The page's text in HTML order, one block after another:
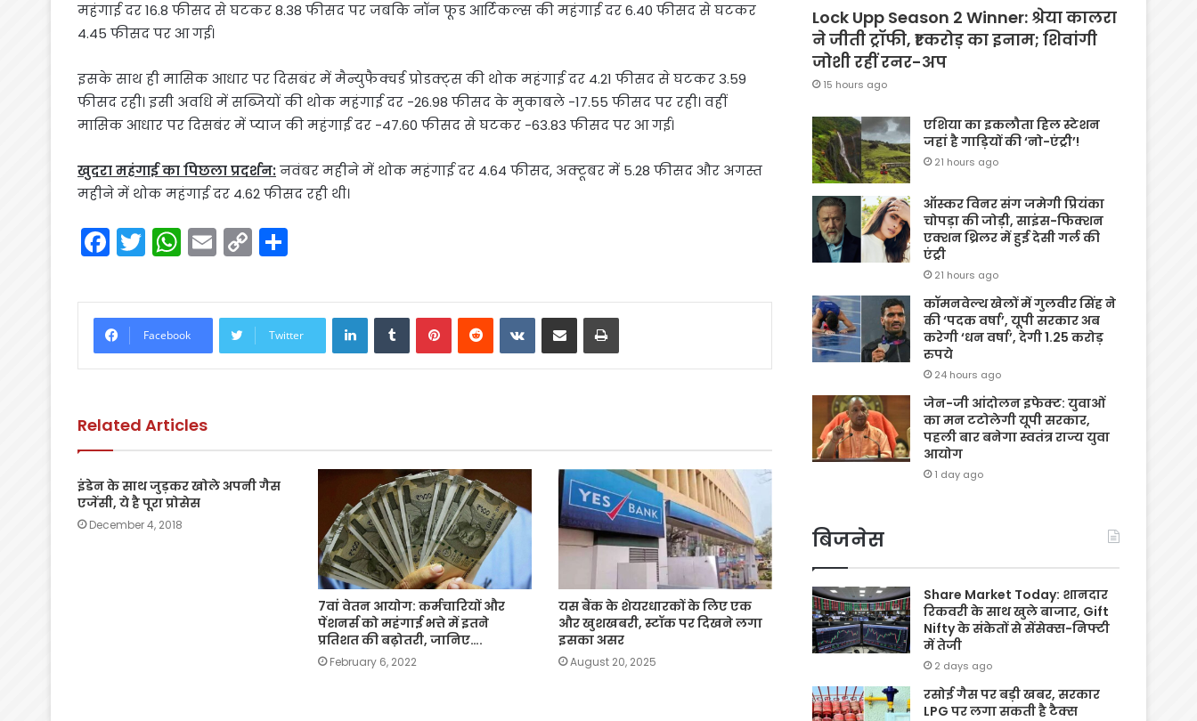
महंगाई दर 16.8 फीसद से घटकर 8.38 फीसद पर जबकि नॉन फूड आर्टिकल्स की महंगाई दर 6.40 फीसद से घटकर
4.45 फीसद पर आ गई।
इसके साथ ही मासिक आधार पर दिसबंर में मैन्युफैक्चर्ड प्रोडक्ट्स की थोक महंगाई दर 4.21 फीसद से घटकर 3.59
फीसद रही। इसी अवधि में सब्जियों की थोक महंगाई दर -26.98 फीसद के मुकाबले -17.55 फीसद पर रही। वहीं
मासिक आधार पर दिसबंर में प्याज की महंगाई दर -47.60 फीसद से घटकर -63.83 फीसद पर आ गई।
खुदरा महंगाई का पिछला प्रदर्शन: नवंबर महीने में थोक महंगाई दर 4.64 फीसद, अक्टूबर में 5.28 फीसद और अगस्त
महीने में थोक महंगाई दर 4.62 फीसद रही थी।
F
a
c
e
b
o
k
T
w
itt
er
W
h
a
ts
A
p
E
m
ai
l
C
o
p
y
Li
ar
e
Facebook Twitter
LinkedInTumblrPinterestReddit VKontakte
Share via Email Print
Related Articles
इंडेन के साथ जुड़कर खोले अपनी गैस
एजेंसी, ये है पूरा प्रोसेस
December 4, 2018
7वां वेतन आयोग: कर्मचारियों और
पेंशनर्स को महंगाई भत्ते में इतने
प्रतिशत की बढ़ोतरी, जानिए….
February 6, 2022
यस बैंक के शेयरधारकों के लिए एक
और खुशखबरी, स्टॉक पर दिखने लगा
इसका असर
August 20, 2025
Lock Upp Season 2 Winner: श्रेया कालरा
ने जीती ट्रॉफी, ₹1 करोड़ का इनाम; शिवांगी
जोशी रहीं रनर-अप
15 hours ago
एशिया का इकलौता हिल स्टेशन
जहां है गाड़ियों की ‘नो-एंट्री’!
21 hours ago
ऑस्कर विनर संग जमेगी प्रियंका
चोपड़ा की जोड़ी, साइंस-फिक्शन
एक्शन थ्रिलर में हुई देसी गर्ल की
एंट्री
21 hours ago
कॉमनवेल्थ खेलों में गुलवीर सिंह ने
की ‘पदक वर्षा’, यूपी सरकार अब
करेगी ‘धन वर्षा’, देगी 1.25 करोड़
रुपये
24 hours ago
जेन-जी आंदोलन इफेक्ट: युवाओं
का मन टटोलेगी यूपी सरकार,
पहली बार बनेगा स्वतंत्र राज्य युवा
आयोग
1 day ago
बिजनेस
Share Market Today: शानदार
रिकवरी के साथ खुले बाजार, Gift
Nifty के संकेतों से सेंसेक्स-निफ्टी
में तेजी
2 days ago
रसोई गैस पर बड़ी खबर, सरकार
LPG पर लगा सकती है टैक्स